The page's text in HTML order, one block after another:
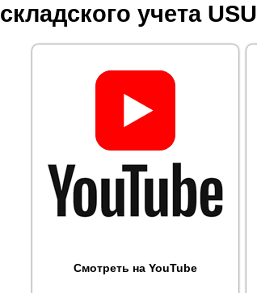
складского учета USU
Смотреть на YouTube